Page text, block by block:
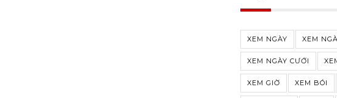
XEM NGÀY XEM
XEM NGÀY CƯỚI
XEM GIỜ XEM BÓI